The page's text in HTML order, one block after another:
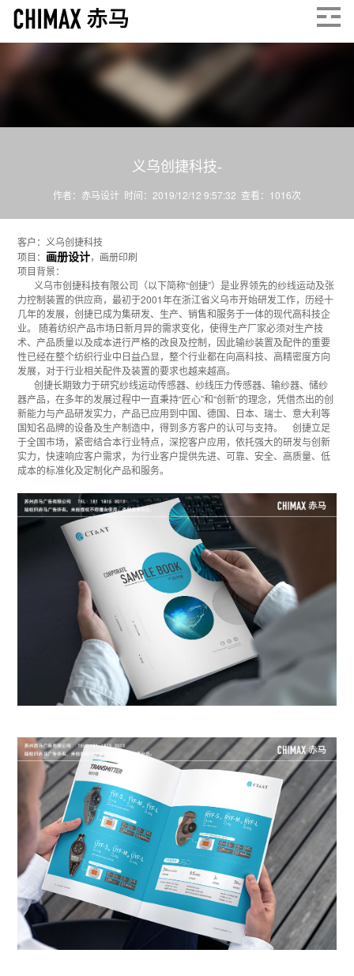
义乌创捷科技-
作者：赤马设计 时间：2019/12/12 9:57:32 查看： 1016次
客户：义乌创捷科技
项目： 画册设计，画册印刷
项目背景：
义乌市创捷科技有限公司（以下简称“创捷”）是业界领先的纱线运动及张
力控制装置的供应商，最初于2001年在浙江省义乌市开始研发工作，历经十
几年的发展，创捷已成为集研发、生产、销售和服务于一体的现代高科技企
业。 随着纺织产品市场日新月异的需求变化，使得生产厂家必须对生产技
术、产品质量以及成本进行严格的改良及控制，因此输纱装置及配件的重要
性已经在整个纺织行业中日益凸显，整个行业都在向高科技、高精密度方向
发展，对于行业相关配件及装置的要求也越来越高。
创捷长期致力于研究纱线运动传感器、纱线压力传感器、输纱器、储纱
器产品，在多年的发展过程中一直秉持“匠心”和“创新”的理念，凭借杰出的创
新能力与产品研发实力，产品已应用到中国、德国、日本、瑞士、意大利等
国知名品牌的设备及生产制造中，得到多方客户的认可与支持。 创捷立足
于全国市场，紧密结合本行业特点，深挖客户应用，依托强大的研发与创新
实力，快速响应客户需求，为行业客户提供先进、可靠、安全、高质量、低
成本的标准化及定制化产品和服务。